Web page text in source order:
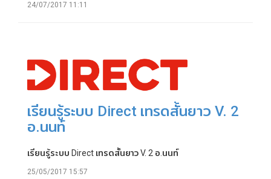
24/07/2017 11:11
เรียนรู้ระบบ Direct เทรดสั้นยาว V. 2
อ.นนท์
เรียนรู้ระบบ Direct เทรดสั้นยาว V. 2 อ.นนท์
25/05/2017 15:57